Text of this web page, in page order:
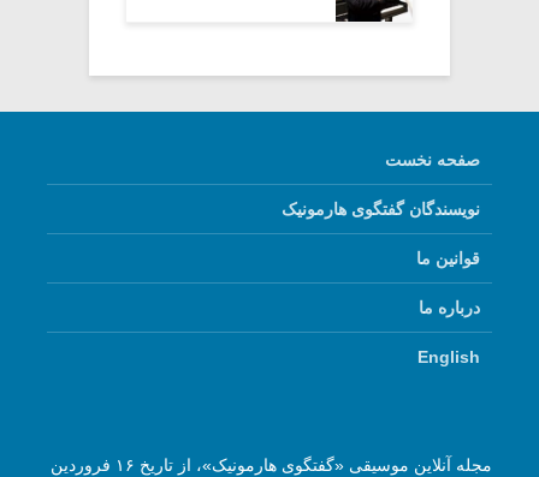
صفحه نخست
نویسندگان گفتگوی هارمونیک
قوانین ما
درباره ما
English
مجله آنلاین موسیقی «گفتگوی هارمونیک»، از تاریخ ۱۶ فروردین